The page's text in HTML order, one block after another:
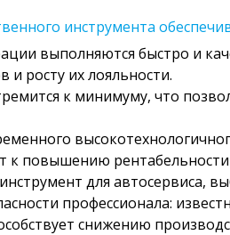
инструмента
выполняются быстро и
и росту их лояльности.
к минимуму, что
к повышению рентабельности
для автосервиса,
профессионала:
снижению